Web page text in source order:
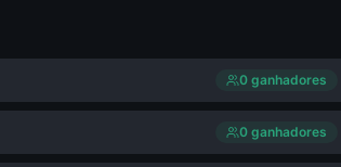
0 ganhadores
0 ganhadores